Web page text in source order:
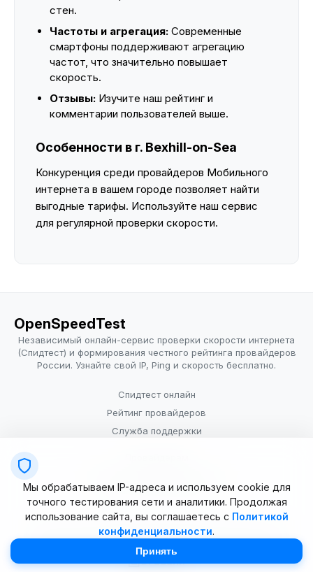
стен.
Частоты и агрегация: Современные
смартфоны поддерживают агрегацию
частот, что значительно повышает
скорость.
Отзывы: Изучите наш рейтинг и
комментарии пользователей выше.
Особенности в г. Bexhill-on-Sea
Конкуренция среди провайдеров Мобильного
интернета в вашем городе позволяет найти
выгодные тарифы. Используйте наш сервис
для регулярной проверки скорости.
OpenSpeedTest
Независимый онлайн-сервис проверки скорости интернета
(Спидтест) и формирования честного рейтинга провайдеров
России. Узнайте свой IP, Ping и скорость бесплатно.
Спидтест онлайн
Рейтинг провайдеров
Служба поддержки
Условия использования
© 2025–2026 OpenSpeedTest (ИП Долматова В.В.). Все права
Мы обрабатываем IP-адреса и используем cookie для
точного тестирования сети и аналитики. Продолжая
использование сайта, вы соглашаетесь с Политикой
конфиденциальности.
Принять